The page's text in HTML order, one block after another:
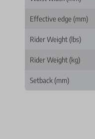
Effective edge (mm)
Rider Weight (lbs)
Rider Weight (kg)
Setback (mm)